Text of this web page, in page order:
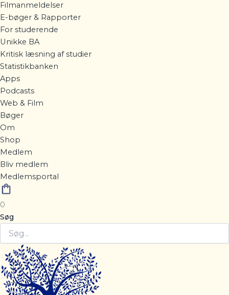
Filmanmeldelser
E-bøger & Rapporter
For studerende
Unikke BA
Kritisk læsning af studier
Statistikbanken
Apps
Podcasts
Web & Film
Bøger
Om
Shop
Medlem
Bliv medlem
Medlemsportal
0
Søg